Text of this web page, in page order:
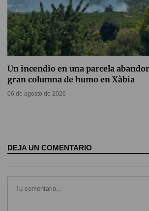
Un incendio en una parcela
gran columna de humo en Xàbia
06 de agosto de 2026
DEJA UN COMENTARIO